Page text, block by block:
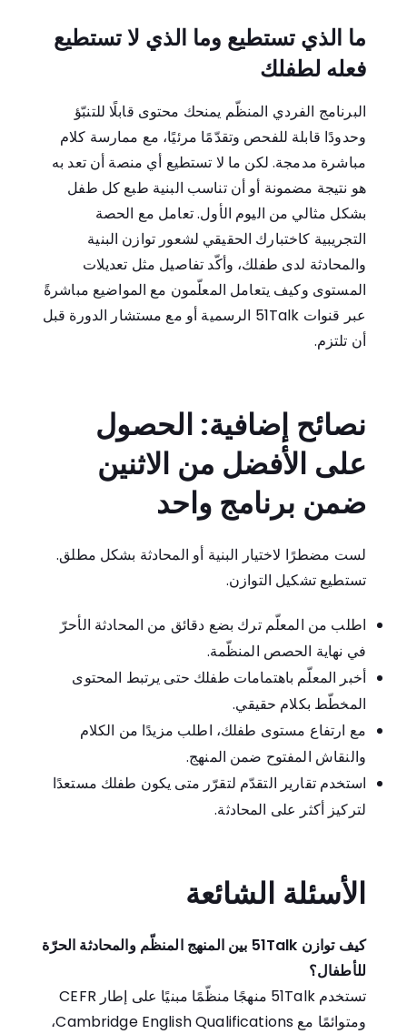
ما الذي تستطيع وما الذي لا تستطيع
فعله لطفلك
البرنامج الفردي المنظّم يمنحك محتوى قابلًا للتنبّؤ
وحدودًا قابلة للفحص وتقدّمًا مرئيًا، مع ممارسة كلام
مباشرة مدمجة. لكن ما لا تستطيع أي منصة أن تعد به
هو نتيجة مضمونة أو أن تناسب البنية طبع كل طفل
بشكل مثالي من اليوم الأول. تعامل مع الحصة
التجريبية كاختبارك الحقيقي لشعور توازن البنية
والمحادثة لدى طفلك، وأكّد تفاصيل مثل تعديلات
المستوى وكيف يتعامل المعلّمون مع المواضيع مباشرةً
عبر قنوات 51Talk الرسمية أو مع مستشار الدورة قبل
أن تلتزم.
نصائح إضافية: الحصول
على الأفضل من الاثنين
ضمن برنامج واحد
لست مضطرًا لاختيار البنية أو المحادثة بشكل مطلق.
تستطيع تشكيل التوازن.
اطلب من المعلّم ترك بضع دقائق من المحادثة الأحرّ
في نهاية الحصص المنظّمة.
أخبر المعلّم باهتمامات طفلك حتى يرتبط المحتوى
المخطّط بكلام حقيقي.
مع ارتفاع مستوى طفلك، اطلب مزيدًا من الكلام
والنقاش المفتوح ضمن المنهج.
استخدم تقارير التقدّم لتقرّر متى يكون طفلك مستعدًا
لتركيز أكثر على المحادثة.
الأسئلة الشائعة
كيف توازن 51Talk بين المنهج المنظّم والمحادثة الحرّة
للأطفال؟
تستخدم 51Talk منهجًا منظّمًا مبنيًا على إطار CEFR
ومتوائمًا مع Cambridge English Qualifications،